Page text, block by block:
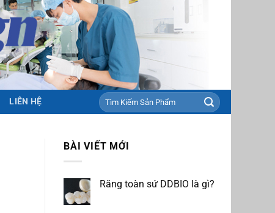
LIÊN HỆ
Tìm
kiếm:
BÀI VIẾT MỚI
Răng toàn sứ DDBIO là gì?